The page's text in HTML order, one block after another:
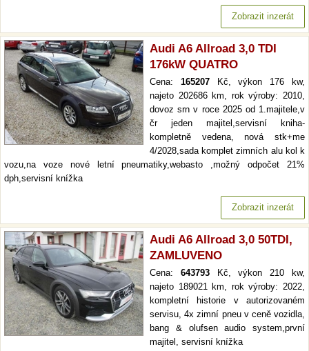
Zobrazit inzerát
Audi A6 Allroad 3,0 TDI
176kW QUATRO
Cena: 165207Kč, výkon 176 kw,
najeto 202686 km, rok výroby: 2010,
dovoz srn v roce 2025 od 1.majitele,v
čr jeden majitel,servisní kniha-
kompletně vedena, nová stk+me
4/2028,sada komplet zimních alu kol k
vozu,na voze nové letní pneumatiky,webasto ,možný odpočet 21%
dph,servisní knížka
Zobrazit inzerát
Audi A6 Allroad 3,0 50TDI,
ZAMLUVENO
Cena: 643793Kč, výkon 210 kw,
najeto 189021 km, rok výroby: 2022,
kompletní historie v autorizovaném
servisu, 4x zimní pneu v ceně vozidla,
bang & olufsen audio system,první
majitel, servisní knížka